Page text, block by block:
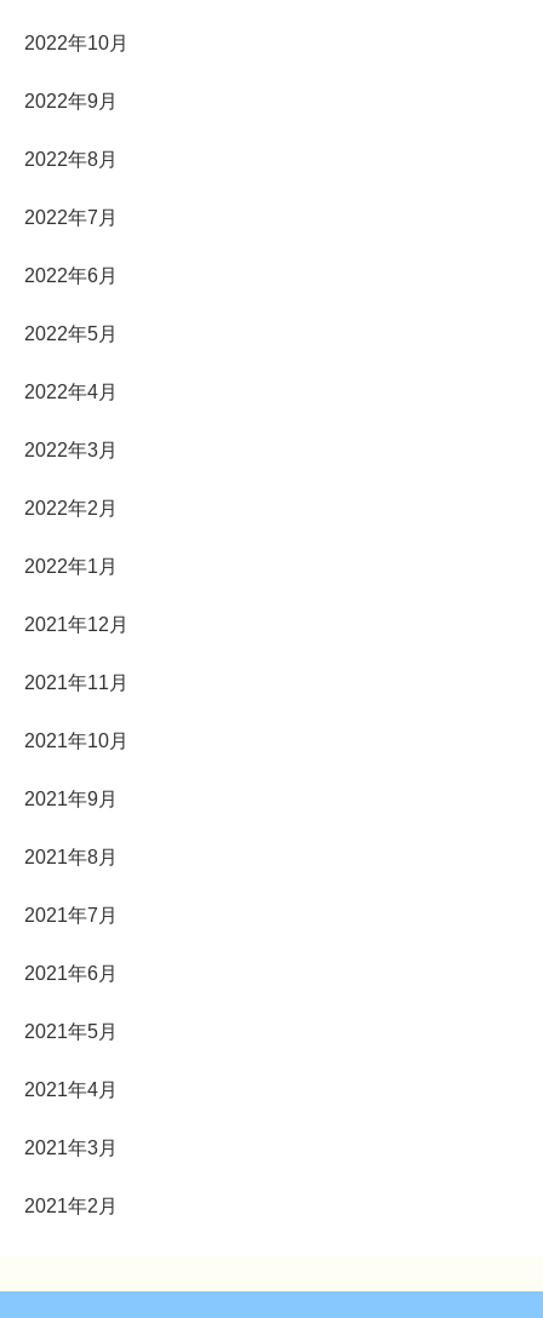
2022年10月
2022年9月
2022年8月
2022年7月
2022年6月
2022年5月
2022年4月
2022年3月
2022年2月
2022年1月
2021年12月
2021年11月
2021年10月
2021年9月
2021年8月
2021年7月
2021年6月
2021年5月
2021年4月
2021年3月
2021年2月